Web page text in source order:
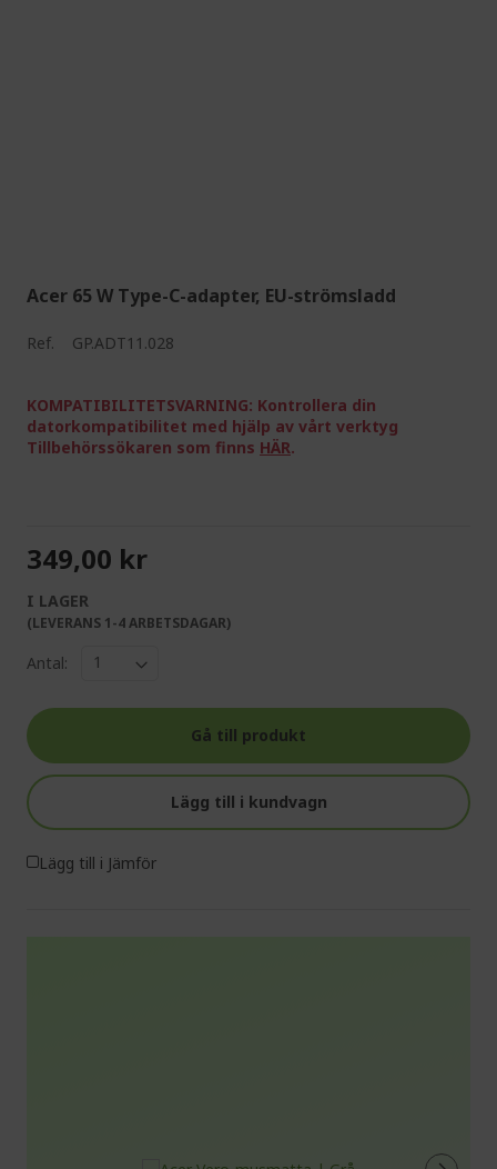
Acer 65 W Type-C-adapter, EU-strömsladd
Ref. GP.ADT11.028
KOMPATIBILITETSVARNING: Kontrollera din
datorkompatibilitet med hjälp av vårt verktyg
Tillbehörssökaren som finns HÄR.
349,00 kr
I LAGER
(LEVERANS 1-4 ARBETSDAGAR)
Antal:
Gå till produkt
Lägg till i kundvagn
Lägg till i Jämför